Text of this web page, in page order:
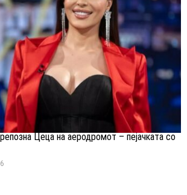
Цеца на аеродромот – пејачката со